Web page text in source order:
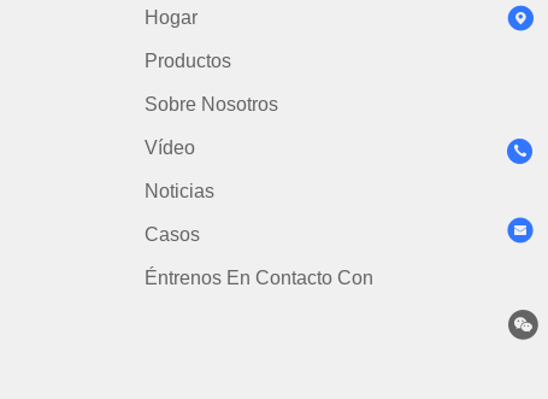
Hogar
Productos
Sobre Nosotros
Vídeo
Noticias
Casos
Éntrenos En Contacto Con